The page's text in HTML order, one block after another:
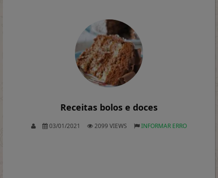
Receitas bolos e doces
03/01/2021 2099 VIEWS INFORMAR ERRO